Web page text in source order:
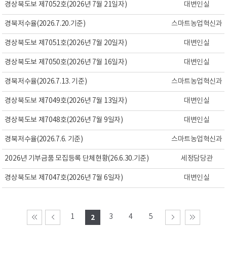
경상북도보 제7052호(2026년 7월 21일자) 대변인실
경북저수율(2026.7.20.기준) 스마트농업혁신과
경상북도보 제7051호(2026년 7월 20일자) 대변인실
경상북도보 제7050호(2026년 7월 16일자) 대변인실
경북저수율(2026.7.13. 기준) 스마트농업혁신과
경상북도보 제7049호(2026년 7월 13일자) 대변인실
경상북도보 제7048호(2026년 7월 9일자) 대변인실
경북저수율(2026.7.6. 기준) 스마트농업혁신과
2026년 기부금품 모집등록 단체현황(26.6.30.기준) 세정담당관
경상북도보 제7047호(2026년 7월 6일자) 대변인실
1 2 3 4 5